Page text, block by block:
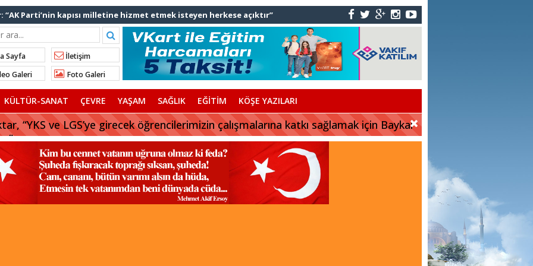
“AK Parti’nin kapısı milletine hizmet etmek isteyen herkese açıktır”
talimatla hakkımda karalama kampanyası yürütülüyor”
başkanlarından İl Başkanı Özdemir’e ziyaret
Bingöl’den İBB’ye tepki
Çerkez AK Parti’ye katıldı
AK Parti’ye katılıyor
çökmesine ilişkin açıklama
Sayfa
İletişim
Galeri
Foto Galeri
KÜLTÜR-SANAT ÇEVRE YAŞAM SAĞLIK EĞİTİM KÖŞE YAZILARI
“YKS ve LGS’ye girecek öğrencilerimizin çalışmalarına katkı sağlamak için Baykar